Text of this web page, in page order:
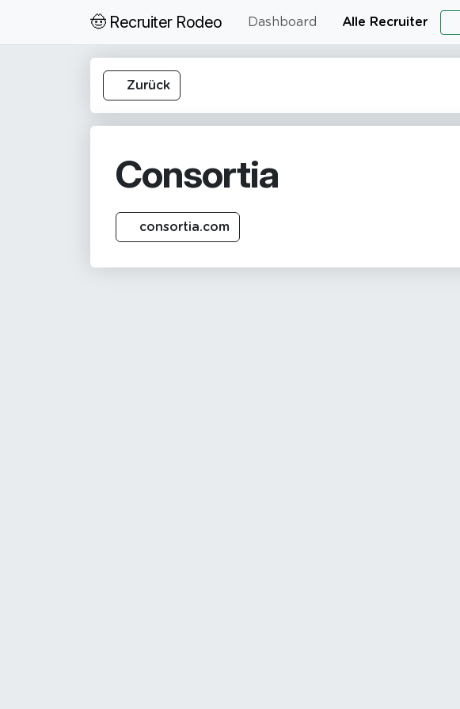
🤠 Recruiter Rodeo Dashboard Alle Recruiter
Zurück
Consortia
consortia.com